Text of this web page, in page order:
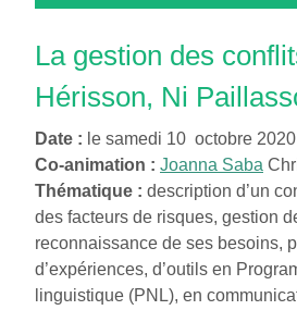
La gestion des
Hérisson, Ni
Date : le samedi 10 octobre
Co-animation : Joanna Saba
Thématique : description d’un
des facteurs de risques, gestion
reconnaissance de ses besoins,
d’expériences, d’outils en
linguistique (PNL), en